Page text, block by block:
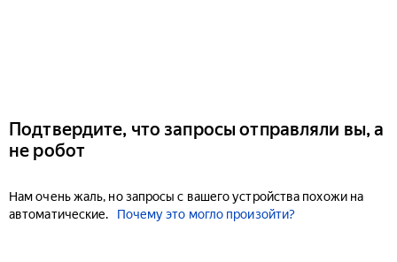
Подтвердите, что запросы отправляли вы, а
не робот
Нам очень жаль, но запросы с вашего устройства похожи на
автоматические.
Почему это могло произойти?